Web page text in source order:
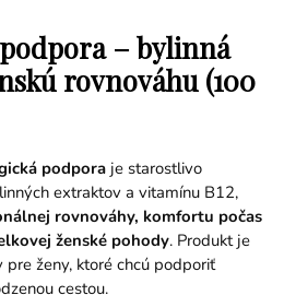
– bylinná
rovnováhu (100
podpora je starostlivo
extraktov a vitamínu B12,
rovnováhy, komfortu počas
ženské pohody. Produkt je
ženy, ktoré chcú podporiť
cestou.